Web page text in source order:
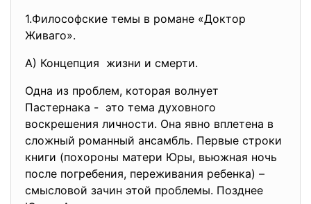
1.Философские темы в романе «Доктор
Живаго».
А) Концепция жизни и смерти.
Одна из проблем, которая волнует
Пастернака - это тема духовного
воскрешения личности. Она явно вплетена в
сложный романный ансамбль. Первые строки
книги (похороны матери Юры, вьюжная ночь
после погребения, переживания ребенка) –
смысловой зачин этой проблемы. Позднее